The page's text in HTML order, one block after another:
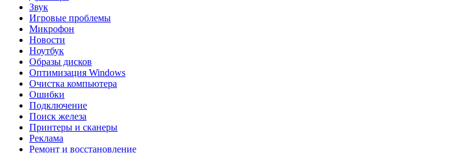
Звук
Игровые проблемы
Микрофон
Новости
Ноутбук
Образы дисков
Оптимизация Windows
Очистка компьютера
Ошибки
Подключение
Поиск железа
Принтеры и сканеры
Реклама
Ремонт и восстановление